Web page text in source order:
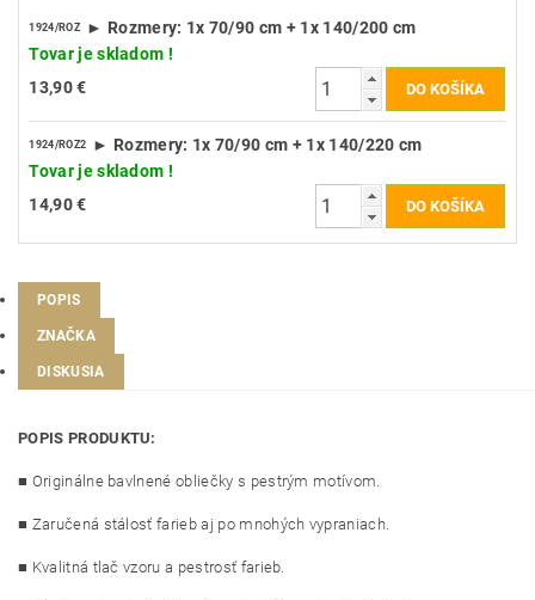
1924/ROZ
► Rozmery: 1x 70/90 cm + 1x 140/200 cm
Tovar je skladom !
13,90 €
1924/ROZ2
► Rozmery: 1x 70/90 cm + 1x 140/220 cm
Tovar je skladom !
14,90 €
POPIS
ZNAČKA
DISKUSIA
POPIS PRODUKTU:
■ Originálne bavlnené obliečky s pestrým motívom.
■ Zaručená stálosť farieb aj po mnohých vypraniach.
■ Kvalitná tlač vzoru a pestrosť farieb.